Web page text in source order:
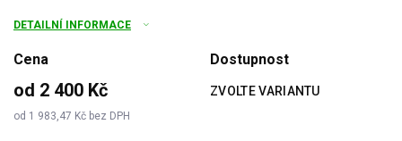
DETAILNÍ INFORMACE
Cena
od 2 400 Kč
od 1 983,47 Kč bez DPH
Dostupnost
ZVOLTE VARIANTU